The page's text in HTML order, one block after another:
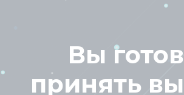
Вы
принять